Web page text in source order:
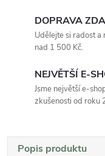
DOPRAVA
Udělejte si radost
nad 1 500 Kč.
NEJVĚTŠÍ E-
Jsme největší e-
zkušenosti od roku
Popis produktu